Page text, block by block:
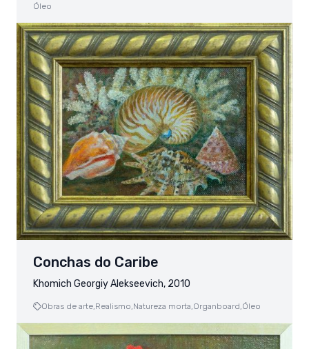
Óleo
Conchas do Caribe
Khomich Georgiy Alekseevich, 2010
Obras de arte,Realismo,Natureza morta,Organboard,Óleo